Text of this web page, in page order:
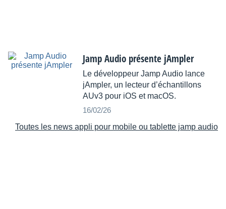
Jamp Audio présente jAmpler
Le développeur Jamp Audio lance
jAmpler, un lecteur d’échantillons
AUv3 pour iOS et macOS.
16/02/26
Toutes les news appli pour mobile ou tablette jamp audio